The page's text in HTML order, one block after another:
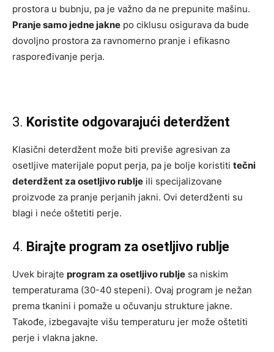
prostora u bubnju, pa je važno da ne prepunite mašinu.
Pranje samo jedne jakne po ciklusu osigurava da bude
dovoljno prostora za ravnomerno pranje i efikasno
raspoređivanje perja.
3. Koristite odgovarajući deterdžent
Klasični deterdžent može biti previše agresivan za
osetljive materijale poput perja, pa je bolje koristiti tečni
deterdžent za osetljivo rublje ili specijalizovane
proizvode za pranje perjanih jakni. Ovi deterdženti su
blagi i neće oštetiti perje.
4. Birajte program za osetljivo rublje
Uvek birajte program za osetljivo rublje sa niskim
temperaturama (30-40 stepeni). Ovaj program je nežan
prema tkanini i pomaže u očuvanju strukture jakne.
Takođe, izbegavajte višu temperaturu jer može oštetiti
perje i vlakna jakne.